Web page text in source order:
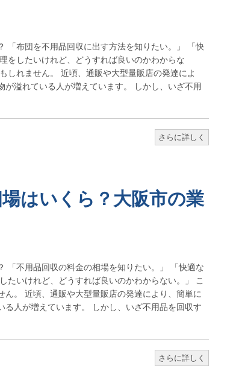
「布団を不用品回収に出す方法を知りたい。」 「快
をしたいけれど、どうすれば良いのかわからな
しれません。 近頃、通販や大型量販店の発達によ
溢れている人が増えています。 しかし、いざ不用
さらに詳しく
はいくら？大阪市の業
「不用品回収の料金の相場を知りたい。」 「快適な
たいけれど、どうすれば良いのかわからない。」 こ
。 近頃、通販や大型量販店の発達により、簡単に
人が増えています。 しかし、いざ不用品を回収す
さらに詳しく